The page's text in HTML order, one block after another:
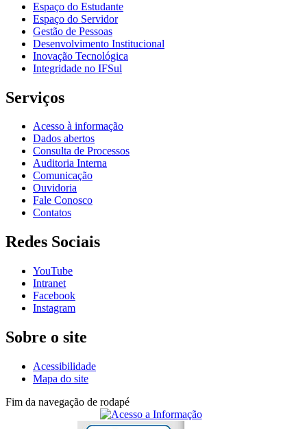
Espaço do Estudante
Espaço do Servidor
Gestão de Pessoas
Desenvolvimento Institucional
Inovação Tecnológica
Integridade no IFSul
Serviços
Acesso à informação
Dados abertos
Consulta de Processos
Auditoria Interna
Comunicação
Ouvidoria
Fale Conosco
Contatos
Redes Sociais
YouTube
Intranet
Facebook
Instagram
Sobre o site
Acessibilidade
Mapa do site
Fim da navegação de rodapé